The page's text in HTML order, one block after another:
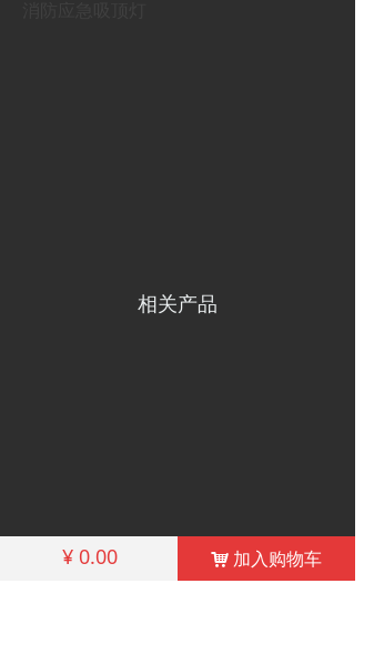
相关产品
¥ 0.00 낙 加入购物车